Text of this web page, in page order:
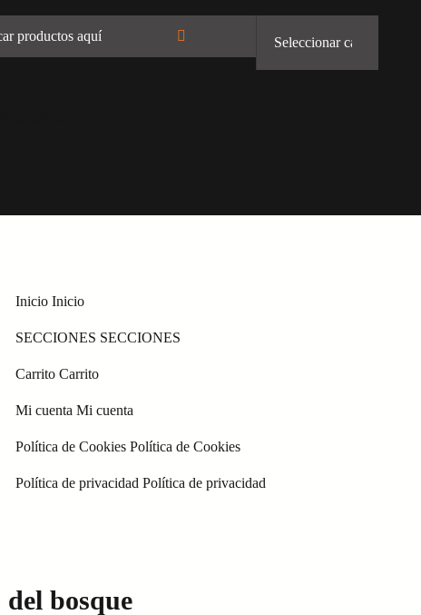
Inicio Inicio
SECCIONES SECCIONES
Carrito Carrito
Mi cuenta Mi cuenta
Política de Cookies Política de Cookies
Política de privacidad Política de privacidad
bosque